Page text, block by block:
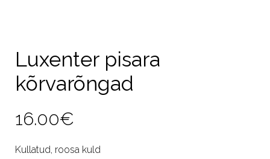
Luxenter pisara
kõrvarõngad
16.00€
Kullatud, roosa kuld